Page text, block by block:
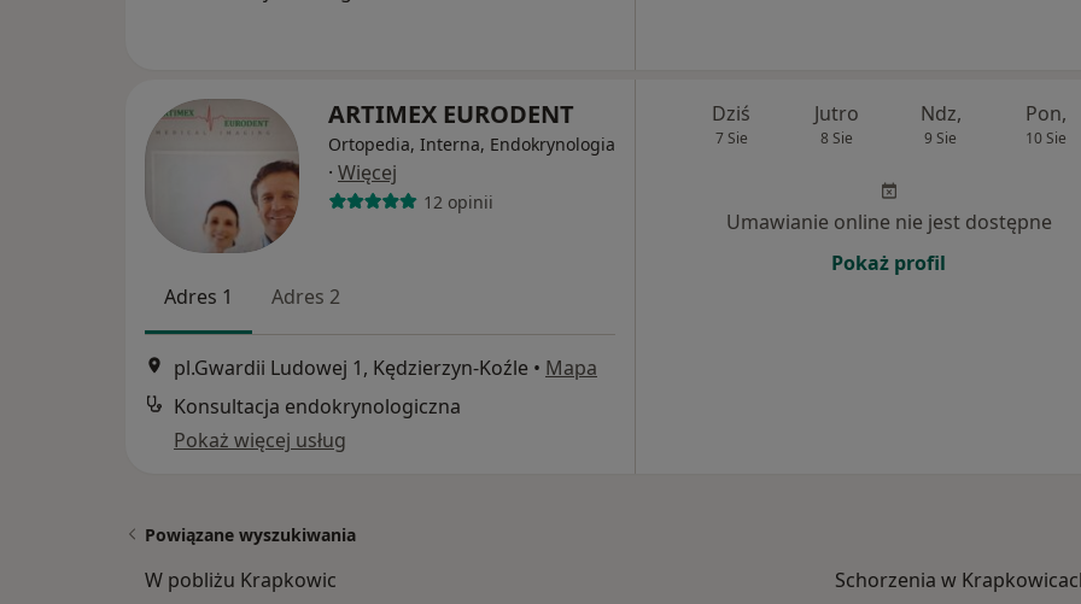
ARTIMEX EURODENT
Ortopedia, Interna, Endokrynologia
· Więcej
12 opinii
Adres 1 Adres 2
pl.Gwardii Ludowej 1, Kędzierzyn-Koźle • Mapa
Konsultacja endokrynologiczna
Pokaż więcej usług
Dziś
7 Sie
Jutro
8 Sie
Ndz,
9 Sie
Pon,
10 Sie
Umawianie online nie jest dostępne
Pokaż profil
Powiązane wyszukiwania
W pobliżu Krapkowic
Schorzenia w